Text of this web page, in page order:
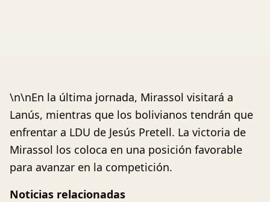
\n\nEn la última jornada, Mirassol visitará a
Lanús, mientras que los bolivianos tendrán que
enfrentar a LDU de Jesús Pretell. La victoria de
Mirassol los coloca en una posición favorable
para avanzar en la competición.
Noticias relacionadas